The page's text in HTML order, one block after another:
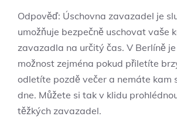
Odpověď: Úschovna zavazadel je
umožňuje bezpečně uschovat vaše
zavazadla na určitý čas. V Berlíně
možnost zejména pokud přiletíte
odletíte pozdě večer a nemáte kam
dne. Můžete si tak v klidu
těžkých zavazadel.